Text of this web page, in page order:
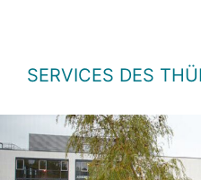
SERVICES DES